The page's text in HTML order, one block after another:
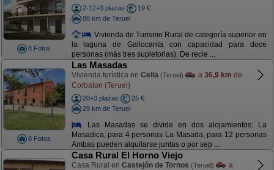
8 Fotos
2-12+3 plazas
19 €
86 km de Teruel
Vivienda de Turismo Rural de categoría superior en
la laguna de Gallocanta con capacidad para doce
personas (más tres supletorias). De recie ...
8 Fotos
Las Masadas
Vivienda turística en Cella (Teruel) a 36,9 km de
Corbaton (Teruel)
20+3 plazas
25 €
29 km de Teruel
Las Masadas se divide en dos alojamientos: La
Masadica, para 4 personas La Masada, para 12 personas
Ambas pueden alquilarse juntas o por sep ...
Casa Rural El Horno Viejo
Casa Rural en Castejón de Tornos (Teruel)
a